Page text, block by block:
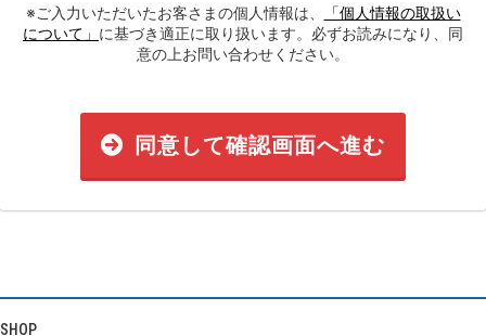
※ご入力いただいたお客さまの個人情報は、
「個人情報の取扱い
について」 に基づき適正に取り扱います。必ずお読みになり、同
意の上お問い合わせください。
同意して確認画面へ進む
SHOP